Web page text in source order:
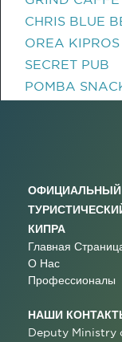
CHRIS BLUE
OREA KIPROS
SECRET PUB
POMBA
ОФИЦИАЛЬНЫЙ
КИПРА
Главная
О Нас
Профессионалы
НАШИ
Deputy Ministry